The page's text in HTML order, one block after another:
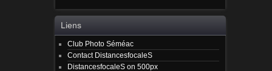
Liens
Club Photo Séméac
Contact DistancesfocaleS
DistancesfocaleS on 500px